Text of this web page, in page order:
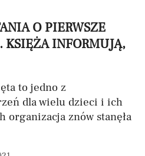
O PIERWSZE
KSIĘŻA INFORMUJĄ,
to jedno z
dla wielu dzieci i ich
znów stanęła